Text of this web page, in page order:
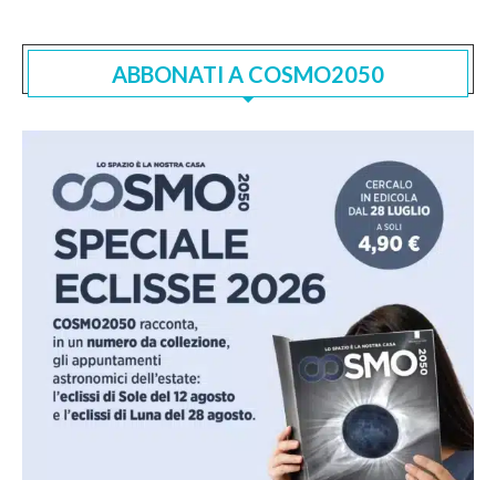
ABBONATI A COSMO2050